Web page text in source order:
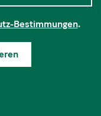
Bestimmungen.